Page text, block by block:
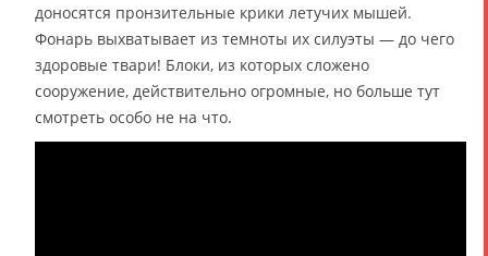
доносятся пронзительные крики летучих мышей.
Фонарь выхватывает из темноты их силуэты — до чего
здоровые твари! Блоки, из которых сложено
сооружение, действительно огромные, но больше тут
смотреть особо не на что.